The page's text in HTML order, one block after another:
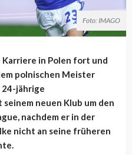
Foto: IMAGO
in Polen fort und
polnischen Meister
24-jährige
neuen Klub um den
nachdem er in der
nicht an seine früheren